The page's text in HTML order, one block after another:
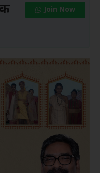
Join Now